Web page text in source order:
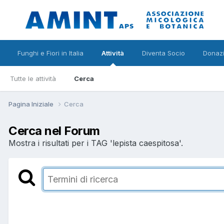
Funghi e Fiori in Italia Attività
Tutte le attività Cerca
Diventa Socio
Pagina Iniziale Cerca
Cerca nel Forum
Mostra i risultati per i TAG 'lepista caespitosa'.